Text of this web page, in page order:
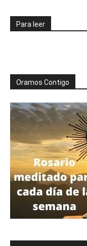
Para leer
Oramos Contigo